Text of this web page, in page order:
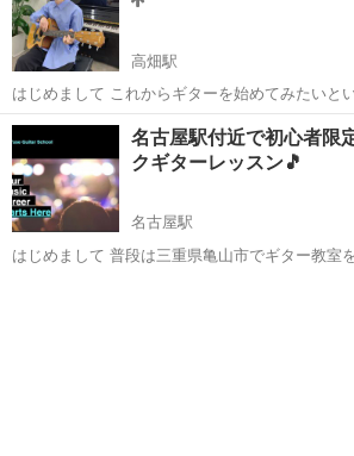
高畑駅
はじめまして これからギターを始めてみたいという 初心者向けのギタ
ー教室になります🎸 エレキギター、アコースティックギターが対象と
なります。 まずは簡単なことから 少しずつ出来
無理な...
愛知 名古屋市 高畑駅 ギター 初心
名古屋駅付近で初心者限
クギターレッスン🎵
名古屋駅
はじめまして 普段は三重県亀山市でギター教室を行